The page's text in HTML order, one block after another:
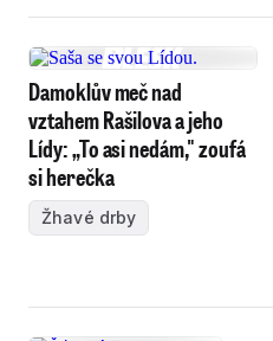
Damoklův meč nad
vztahem Rašilova a jeho
Lídy: „To asi nedám," zoufá
si herečka
Žhavé drby